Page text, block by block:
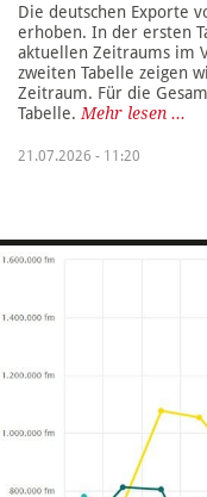
Die deutschen Exporte
erhoben. In der ersten
aktuellen Zeitraums im
zweiten Tabelle zeigen
Zeitraum. Für die
Tabelle. Mehr lesen ...
21.07.2026 - 11:20